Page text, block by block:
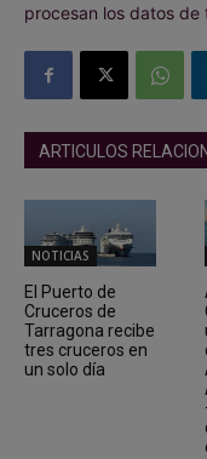
procesan los datos de
ARTICULOS
NOTICIAS
El Puerto de
Cruceros de
Tarragona recibe
tres cruceros en
un solo día